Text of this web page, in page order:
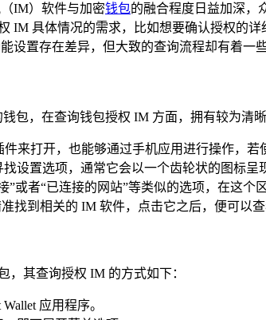
IM）软件与加密钱包的融合程度日益加深，
IM 具体情况的需求，比如想要确认授权的
设置存在差异，但大致的查询流程却有着一些
包，在查询钱包授权 IM 方面，拥有较为清
来打开，也能够通过手机应用进行操作，若
设置选项，通常它会以一个齿轮状的图标呈
”或者“已连接的网站”等类似的选项，在这
找到相关的 IM 软件，点击它之后，便可以
，其查询授权 IM 的方式如下：
应用程序。